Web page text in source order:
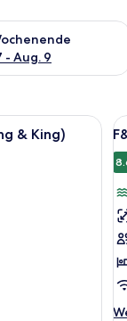
- Aug. 9
für
und Blick aufs
mit einem großen
& King)